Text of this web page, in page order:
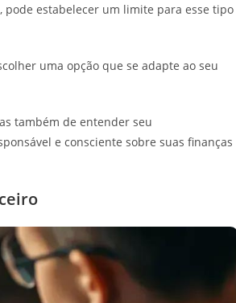
pode estabelecer um limite para esse tipo
uma opção que se adapte ao seu
também de entender seu
e consciente sobre suas finanças